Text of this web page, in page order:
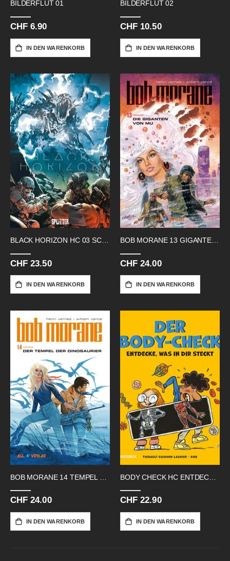
BILDERFLUT 01
CHF 6.90
IN DEN WARENKORB
BILDERFLUT 02
CHF 10.50
IN DEN WARENKORB
BLACK HORIZON HC 03 SCHEMOT
CHF 23.50
IN DEN WARENKORB
CHF 24.00
IN DEN WARENKORB
CHF 24.00
IN DEN WARENKORB
CHF 22.90
IN DEN WARENKORB